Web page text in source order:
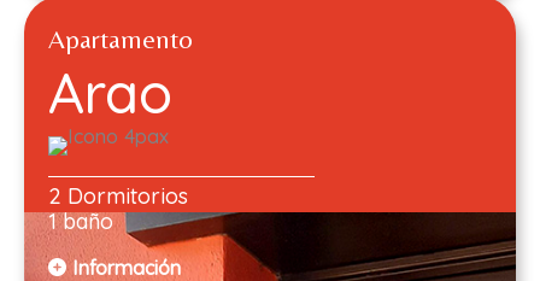
Apartamento
Arao
2 Dormitorios
1 baño
Información